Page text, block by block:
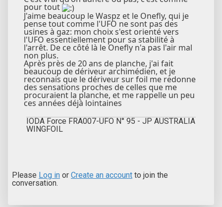
pour tout
J'aime beaucoup le Waspz et le Onefly, qui je
pense tout comme l'UFO ne sont pas des
usines à gaz: mon choix s'est orienté vers
l'UFO essentiellement pour sa stabilité à
l'arrêt. De ce côté là le Onefly n'a pas l'air mal
non plus.
Après près de 20 ans de planche, j'ai fait
beaucoup de dériveur archimédien, et je
reconnais que le dériveur sur foil me redonne
des sensations proches de celles que me
procuraient la planche, et me rappelle un peu
ces années déjà lointaines
IODA Force FRA007-UFO N° 95 - JP AUSTRALIA
WINGFOIL
Please Log in or Create an account to join the
conversation.